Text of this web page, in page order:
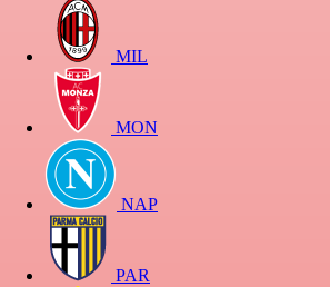
MIL
MON
NAP
PAR